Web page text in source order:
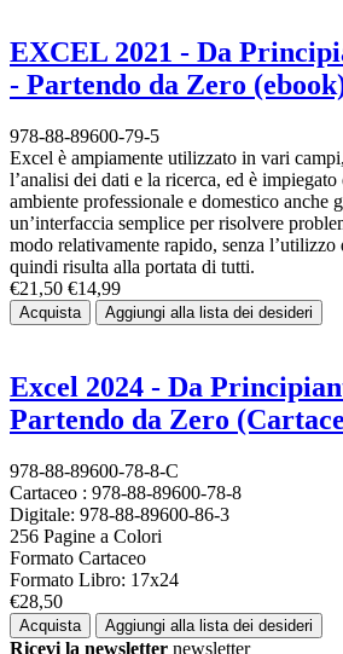
EXCEL 2021 - Da
- Partendo da Zero
978-88-89600-79-5
Excel è ampiamente utilizzato in vari
l’analisi dei dati e la ricerca, ed è impiegato
ambiente professionale e domestico anche
un’interfaccia semplice per risolvere
modo relativamente rapido, senza
quindi risulta alla portata di tutti.
€21,50 €14,99
Acquista Aggiungi alla lista dei desideri
Excel 2024 - Da
Partendo da Zero
978-88-89600-78-8-C
Cartaceo : 978-88-89600-78-8
Digitale: 978-88-89600-86-3
256 Pagine a Colori
Formato Cartaceo
Formato Libro: 17x24
€28,50
Acquista Aggiungi alla lista dei desideri
Ricevi la newsletter newsletter